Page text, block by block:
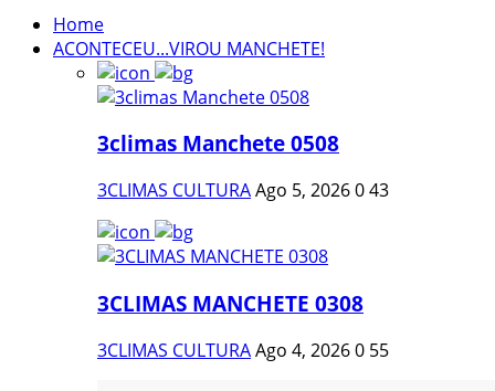
Home
ACONTECEU...VIROU MANCHETE!
3climas Manchete 0508
3CLIMAS CULTURAAgo 5, 2026043
3CLIMAS MANCHETE 0308
3CLIMAS CULTURAAgo 4, 20260 55